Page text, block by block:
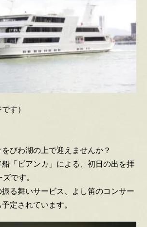
す）
びわ湖の上で迎えませんか？
「ビアンカ」による、初日の出を拝
です。
る舞いサービス、よし笛のコンサー
定されています。